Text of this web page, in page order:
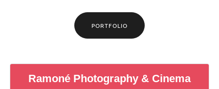
PORTFOLIO
Ramoné Photography & Cinema